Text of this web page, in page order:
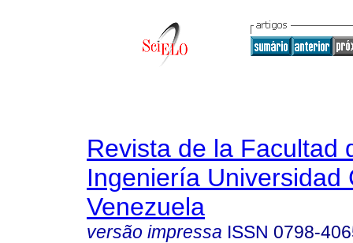
Revista de la Facultad
Ingeniería Universidad
Venezuela
versão impressa ISSN 0798-